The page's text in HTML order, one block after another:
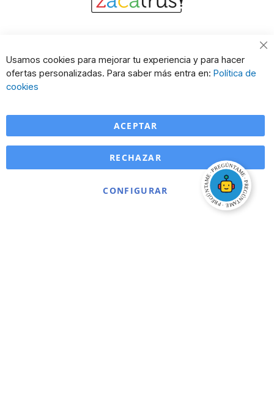
Usamos cookies para mejorar tu experiencia y para hacer
ofertas personalizadas. Para saber más entra en: Política de
cookies
ACEPTAR
CONFIGURAR
RECHAZAR